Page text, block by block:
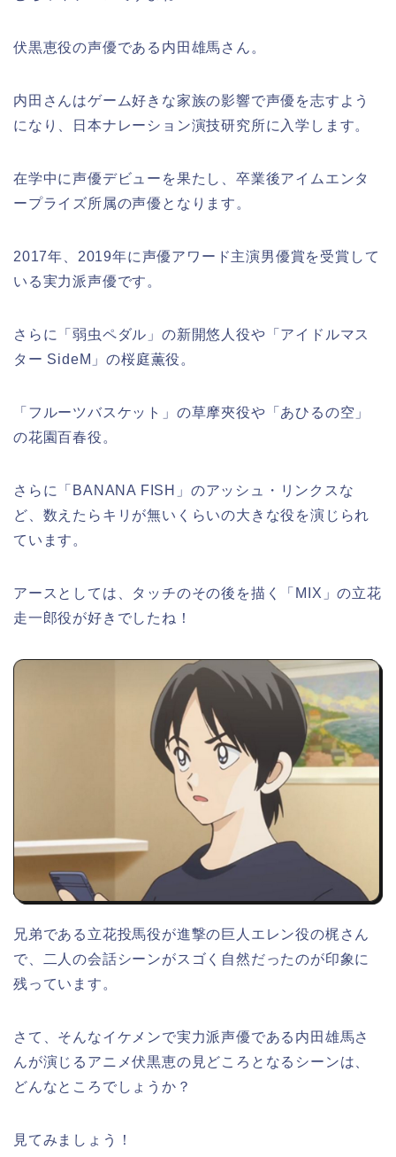
伏黒恵役の声優である内田雄馬さん。
内田さんはゲーム好きな家族の影響で声優を志すよう
になり、日本ナレーション演技研究所に入学します。
在学中に声優デビューを果たし、卒業後アイムエンタ
ープライズ所属の声優となります。
2017年、2019年に声優アワード主演男優賞を受賞して
いる実力派声優です。
さらに「弱虫ペダル」の新開悠人役や「アイドルマス
ター SideM」の桜庭薫役。
「フルーツバスケット」の草摩夾役や「あひるの空」
の花園百春役。
さらに「BANANA FISH」のアッシュ・リンクスな
ど、数えたらキリが無いくらいの大きな役を演じられ
ています。
アースとしては、タッチのその後を描く「MIX」の立花
走一郎役が好きでしたね！
兄弟である立花投馬役が進撃の巨人エレン役の梶さん
で、二人の会話シーンがスゴく自然だったのが印象に
残っています。
さて、そんなイケメンで実力派声優である内田雄馬さ
んが演じるアニメ伏黒恵の見どころとなるシーンは、
どんなところでしょうか？
見てみましょう！